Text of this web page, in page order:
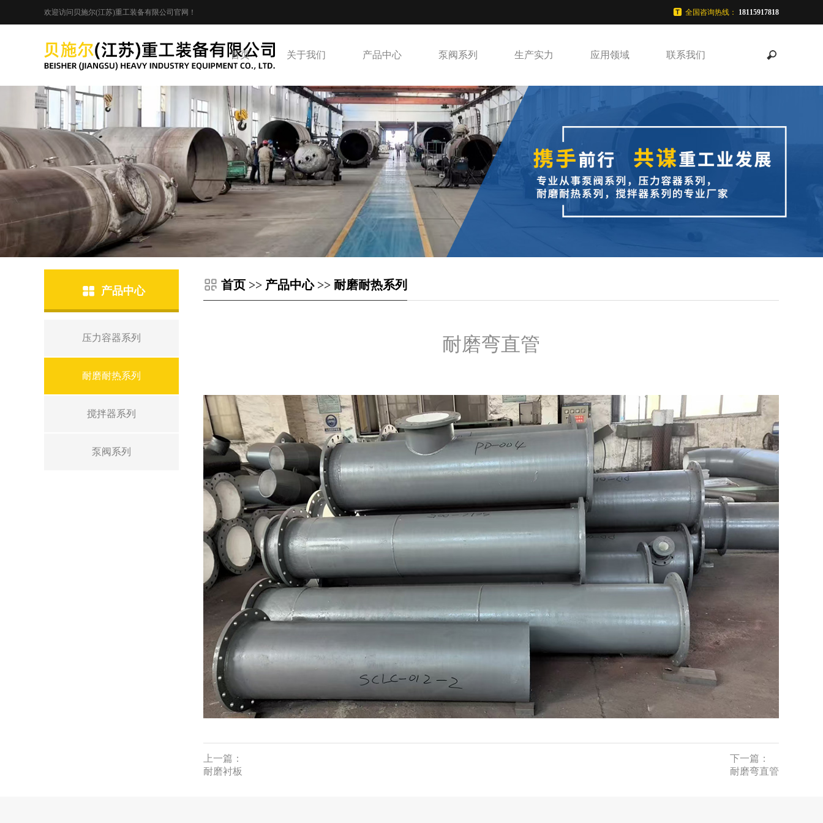
欢迎访问贝施尔(江苏)重工装备有限公司官网！ 全国咨询热线： 18115917818
首页 关于我们 产品中心 泵阀系列 生产实力 应用领域 联系我们
产品中心
压力容器系列
耐磨耐热系列
搅拌器系列
泵阀系列
首页 >> 产品中心>> 耐磨耐热系列
耐磨弯直管
上一篇：
耐磨衬板
下一篇：
耐磨弯直管